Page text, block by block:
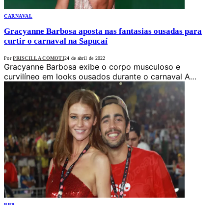
CARNAVAL
Gracyanne Barbosa aposta nas fantasias ousadas para
curtir o carnaval na Sapucaí
Por PRISCILLA COMOTI24 de abril de 2022
Gracyanne Barbosa exibe o corpo musculoso e
curvilíneo em looks ousados durante o carnaval A…